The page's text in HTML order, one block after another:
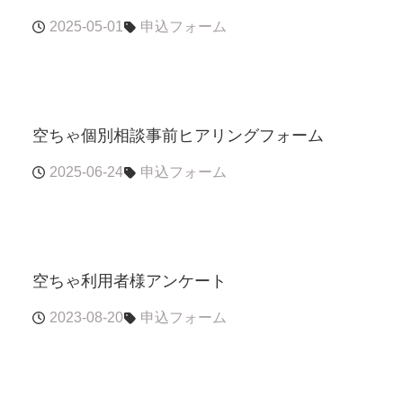
2025-05-01 申込フォーム
空ちゃ個別相談事前ヒアリングフォーム
2025-06-24 申込フォーム
空ちゃ利用者様アンケート
2023-08-20 申込フォーム